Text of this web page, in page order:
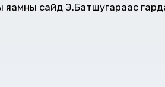
сайд Э.Батшугараас